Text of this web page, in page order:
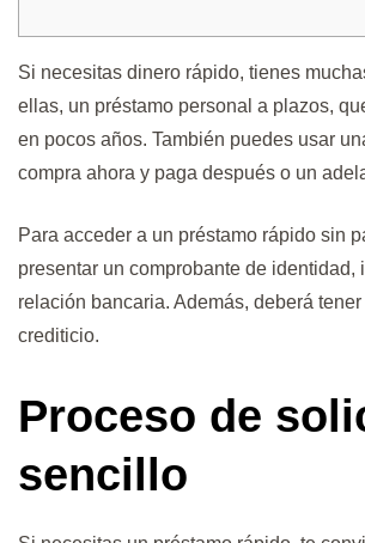
Si necesitas dinero rápido, tienes
ellas, un préstamo personal a plazos,
en pocos años. También puedes usar
compra ahora y paga después o un
Para acceder a un préstamo rápido sin
presentar un comprobante de identidad,
relación bancaria. Además, deberá
crediticio.
Proceso de
sencillo